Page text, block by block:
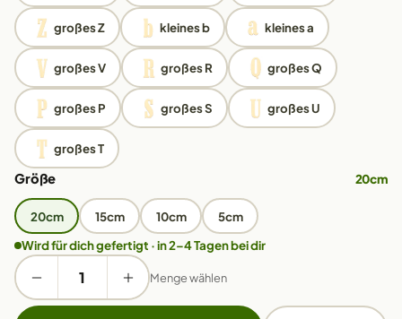
großes Z kleines b kleines a
großes V großes R großes Q
großes P großes S großes U
großes T
Größe 20cm
20cm 15cm 10cm
5cm
Wird für dich gefertigt · in 2–4 Tagen bei dir
Menge wählen